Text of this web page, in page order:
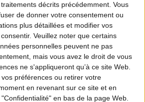
décrits précédemment. Vous
de donner votre consentement ou
plus détaillées et modifier vos
Veuillez noter que certains
personnelles peuvent ne pas
mais vous avez le droit de vous
ne s'appliqueront qu’à ce site Web.
préférences ou retirer votre
en revenant sur ce site et en
en bas de la page Web.